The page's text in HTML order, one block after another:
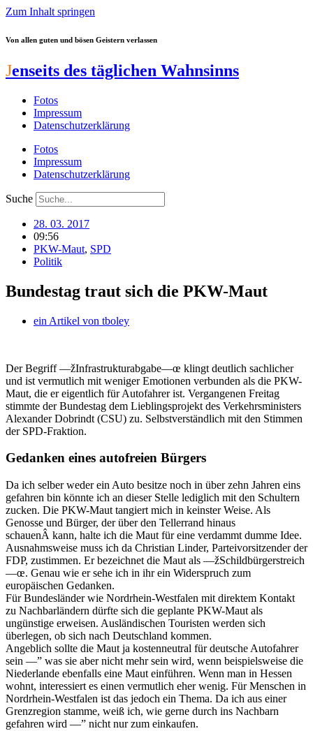
Zum Inhalt springen
Von allen guten und bösen Geistern verlassen
Jenseits des täglichen Wahnsinns
Fotos
Impressum
Datenschutzerklärung
Fotos
Impressum
Datenschutzerklärung
Suche
28. 03. 2017
09:56
PKW-Maut, SPD
Politik
Bundestag traut sich die PKW-Maut
ein Artikel von tboley
Der Begriff —žInfrastrukturabgabe—œ klingt deutlich sachlicher
und ist vermutlich mit weniger Emotionen verbunden als die PKW-
Maut, die er eigentlich für Autofahrer ist. Vergangenen Freitag
stimmte der Bundestag dem Lieblingsprojekt des Verkehrsministers
Alexander Dobrindt (CSU) zu. Selbstverständlich mit den Stimmen
der SPD-Fraktion.
Gedanken eines autofreien Bürgers
Da ich selber weder ein Auto besitze noch in über zehn Jahren eins
gefahren bin könnte ich an dieser Stelle lediglich mit den Schultern
zucken. Die PKW-Maut tangiert mich in keinster Weise. Als
Genosse und Bürger, der über den Tellerrand hinaus
schauenÂ kann, halte ich die Maut für eine verdammt dumme Idee.
Ausnahmsweise muss ich da Christian Linder, Parteivorsitzender der
FDP, zustimmen. Er bezeichnet die Maut als —žSchildbürgerstreich
—œ. Genau wie er sehe ich in ihr ein Widerspruch zum
europäischen Gedanken.
Für Bundesländer wie Nordrhein-Westfalen mit direktem Kontakt
zu Nachbarländern dürfte sich die geplante PKW-Maut als
ungünstige erweisen. Ausländischen Touristen werden sich
überlegen, ob sich nach Deutschland kommen.
Angeblich sollte die Maut ja kostenneutral für deutsche Autofahrer
sein —” was sie aber nicht mehr sein wird, wenn beispielsweise die
Niederlande ebenfalls eine Maut einführen. Wenn man in Hessen
wohnt, interessiert es einen vermutlich eher wenig. Für Menschen in
Nordrhein-Westfalen ist das jedoch ein Thema. Da ich aus einer
Grenzregion stamme, weiß ich, wie gerne durch ins Nachbarn
gefahren wird —” nicht nur zum einkaufen.